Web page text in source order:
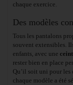
chaque exercice.
Des modèles
Tous les pantalons
souvent extensibles.
enfants, avec une
rester bien en place
Qu’il soit uni pour les
chaque modèle a été